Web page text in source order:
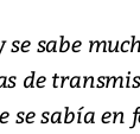
sabe
de
se sabía en